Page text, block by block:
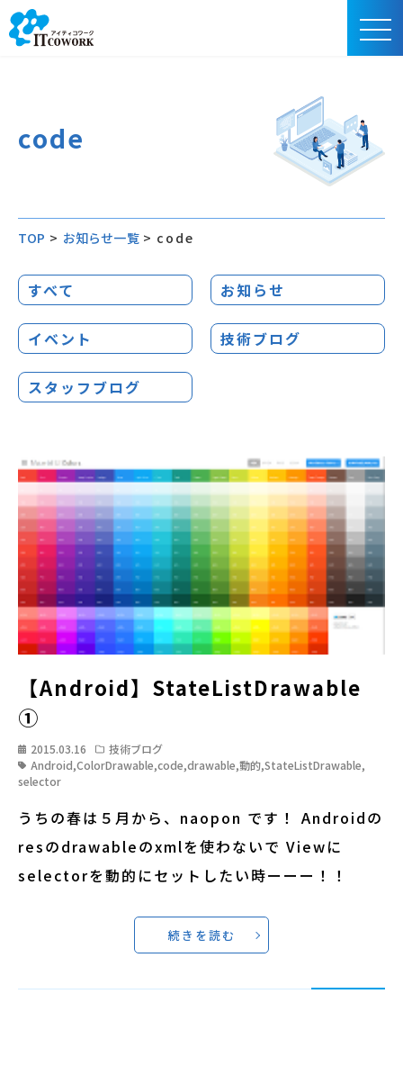
code
TOP > お知らせ一覧 > code
すべて お知らせ
イベント 技術ブログ
スタッフブログ
【Android】StateListDrawable
①
2015.03.16
技術ブログ
Android,ColorDrawable,code,drawable,動的,StateListDrawable,
selector
うちの春は５月から、naopon です！ Androidの
resのdrawableのxmlを使わないで Viewに
selectorを動的にセットしたい時ーーー！！
続きを読む